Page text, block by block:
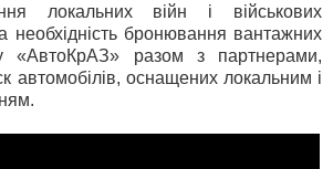
локальних війн і військових
необхідність бронювання вантажних
«АвтоКрАЗ» разом з партнерами,
автомобілів, оснащених локальним і